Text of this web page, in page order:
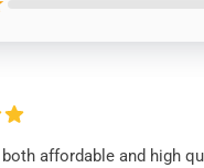
affordable and high